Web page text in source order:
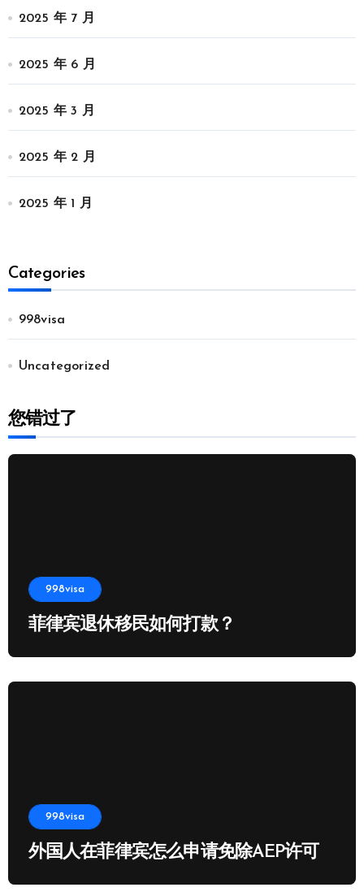
2025 年 7 月
2025 年 6 月
2025 年 3 月
2025 年 2 月
2025 年 1 月
Categories
998visa
Uncategorized
您错过了
998visa
菲律宾退休移民如何打款？
998visa
外国人在菲律宾怎么申请免除AEP许可